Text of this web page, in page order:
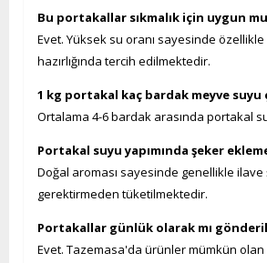
Bu portakallar sıkmalık için uygun
Evet. Yüksek su oranı sayesinde
hazırlığında tercih edilmektedir.
1 kg portakal kaç bardak meyve suyu
Ortalama 4-6 bardak arasında portakal
Portakal suyu yapımında şeker
Doğal aroması sayesinde genellikle ilave
gerektirmeden tüketilmektedir.
Portakallar günlük olarak mı
Evet. Tazemasa'da ürünler mümkün